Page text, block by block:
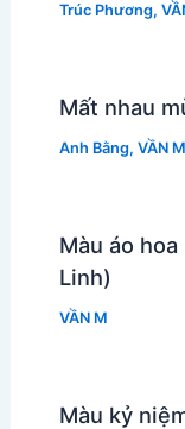
Trúc Phương,
Mất nhau
Anh Bằng, VẦN M
Màu áo
Linh)
VẦN M
Màu kỷ